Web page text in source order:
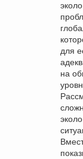
для
на